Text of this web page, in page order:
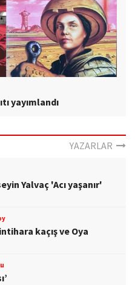
yayımlandı
YAZARLAR
Yalvaç 'Acı yaşanır'
kaçış ve Oya